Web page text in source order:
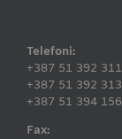
Telefoni:
+387 51 392 311
+387 51 392 313
+387 51 394 156
Fax: